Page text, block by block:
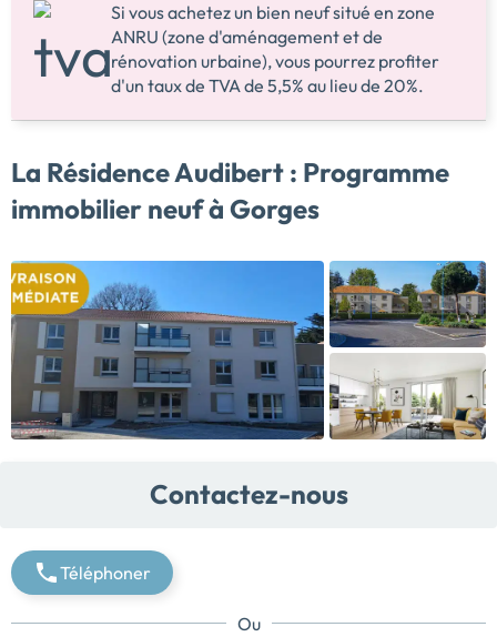
Si vous achetez un bien neuf situé en zone
ANRU (zone d'aménagement et de
rénovation urbaine), vous pourrez profiter
d'un taux de TVA de 5,5% au lieu de 20%.
La Résidence Audibert : Programme
immobilier neuf à Gorges
Contactez-nous
Téléphoner
Ou